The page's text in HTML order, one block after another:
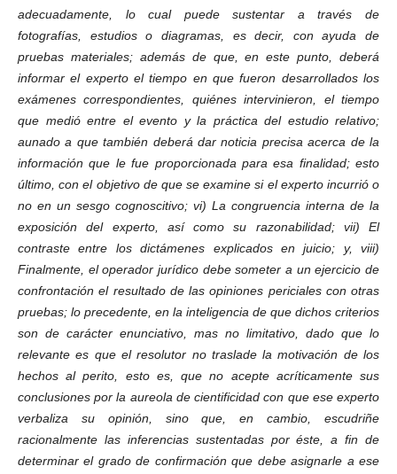
adecuadamente, lo cual puede sustentar a través de
fotografías, estudios o diagramas, es decir, con ayuda de
pruebas materiales; además de que, en este punto, deberá
informar el experto el tiempo en que fueron desarrollados los
exámenes correspondientes, quiénes intervinieron, el tiempo
que medió entre el evento y la práctica del estudio relativo;
aunado a que también deberá dar noticia precisa acerca de la
información que le fue proporcionada para esa finalidad; esto
último, con el objetivo de que se examine si el experto incurrió o
no en un sesgo cognoscitivo; vi) La congruencia interna de la
exposición del experto, así como su razonabilidad; vii) El
contraste entre los dictámenes explicados en juicio; y, viii)
Finalmente, el operador jurídico debe someter a un ejercicio de
confrontación el resultado de las opiniones periciales con otras
pruebas; lo precedente, en la inteligencia de que dichos criterios
son de carácter enunciativo, mas no limitativo, dado que lo
relevante es que el resolutor no traslade la motivación de los
hechos al perito, esto es, que no acepte acríticamente sus
conclusiones por la aureola de cientificidad con que ese experto
verbaliza su opinión, sino que, en cambio, escudriñe
racionalmente las inferencias sustentadas por éste, a fin de
determinar el grado de confirmación que debe asignarle a ese